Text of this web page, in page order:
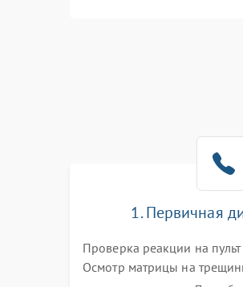
Программное
Корпус и механика
1. Первичная
Проверка реакции на
Осмотр матрицы на